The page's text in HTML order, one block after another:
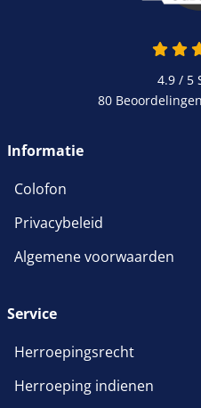
4.9 / 5
80
Informatie
Colofon
Privacybeleid
Algemene voorwaarden
Service
Herroepingsrecht
Herroeping indienen